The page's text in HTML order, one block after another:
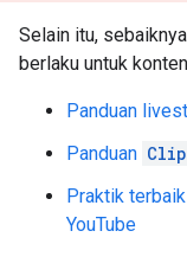
Selain itu,
berlaku untuk
Panduan
Panduan Clip
Praktik
YouTube